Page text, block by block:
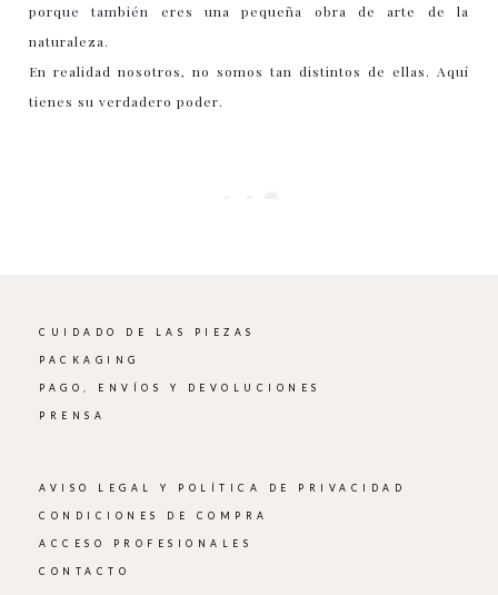
porque también eres una pequeña obra de arte de la
naturaleza.
En realidad nosotros, no somos tan distintos de ellas. Aquí
tienes su verdadero poder.
CUIDADO DE LAS PIEZAS
PACKAGING
PAGO, ENVÍOS Y DEVOLUCIONES
PRENSA
AVISO LEGAL Y POLÍTICA DE PRIVACIDAD
CONDICIONES DE COMPRA
ACCESO PROFESIONALES
CONTACTO